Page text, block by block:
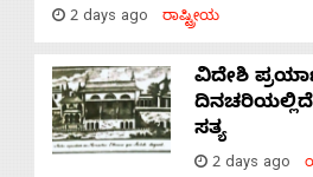
2 days ago ರಾಷ್ಟ್ರೀಯ
ವಿದೇಶಿ
ಸತ್ಯ
2 days ago